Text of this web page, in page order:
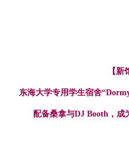
【新
东海大学专用学生宿舍
配备桑拿与DJ Booth，成